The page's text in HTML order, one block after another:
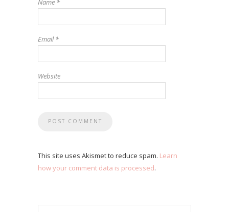
Name *
Email*
Website
This site uses Akismet to reduce spam. Learn
how your comment data is processed.